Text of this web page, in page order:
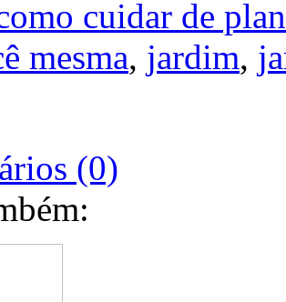
cuidar de
mesma, jardim,
(0)